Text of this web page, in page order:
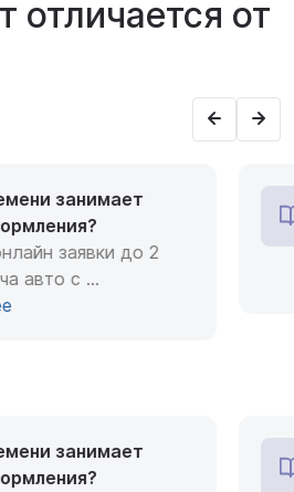
отличается от
занимает
заявки до 2
авто с ...
занимает